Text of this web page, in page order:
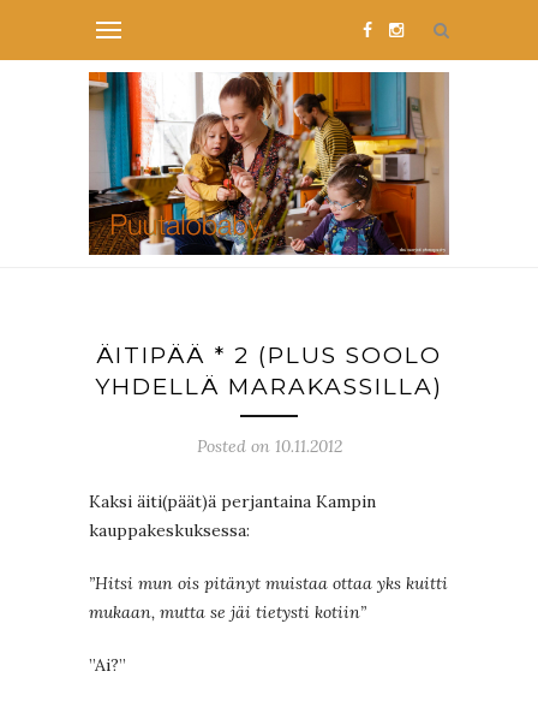
ÄITIPÄÄ * 2 (PLUS SOOLO
YHDELLÄ MARAKASSILLA)
Posted on 10.11.2012
Kaksi äiti(päät)ä perjantaina Kampin
kauppakeskuksessa:
”Hitsi mun ois pitänyt muistaa ottaa yks kuitti
mukaan, mutta se jäi tietysti kotiin”
”Ai?”